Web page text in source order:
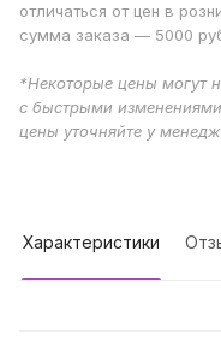
отличаться от цен в
сумма заказа — 5000
*Некоторые цены могут
с быстрыми
цены уточняйте у
Характеристики